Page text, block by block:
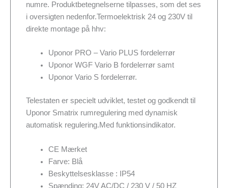
numre. Produktbetegnelserne tilpasses, som det ses
i oversigten nedenfor.Termoelektrisk 24 og 230V til
direkte montage på hhv:
Uponor PRO – Vario PLUS fordelerrør
Uponor WGF Vario B fordelerrør samt
Uponor Vario S fordelerrør.
Telestaten er specielt udviklet, testet og godkendt til
Uponor Smatrix rumregulering med dynamisk
automatisk regulering.Med funktionsindikator.
CE Mærket
Farve: Blå
Beskyttelsesklasse : IP54
Spænding: 24V AC/DC / 230 V / 50 HZ